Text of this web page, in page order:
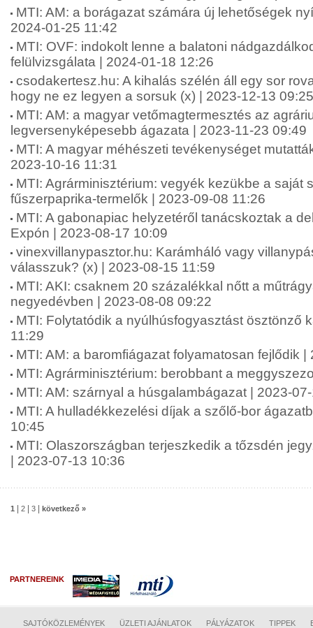
MTI: AM: a borágazat számára új lehetőségek
2024-01-25 11:42
MTI: OVF: indokolt lenne a balatoni
felülvizsgálata | 2024-01-18 12:26
csodakertesz.hu: A kihalás szélén áll egy sor
hogy ne ez legyen a sorsuk (x) | 2023-12-13 09:25
MTI: AM: a magyar vetőmagtermesztés az
legversenyképesebb ágazata | 2023-11-23 09:49
MTI: A magyar méhészeti tevékenységet
2023-10-16 11:31
MTI: Agrárminisztérium: vegyék kezükbe a saját
fűszerpaprika-termelők | 2023-09-08 11:26
MTI: A gabonapiac helyzetéről tanácskoztak a
Expón | 2023-08-17 10:09
vinexvillanypasztor.hu: Karámháló vagy
válasszuk? (x) | 2023-08-15 11:59
MTI: AKI: csaknem 20 százalékkal nőtt a
negyedévben | 2023-08-08 09:22
MTI: Folytatódik a nyúlhúsfogyasztást ösztönző
11:29
MTI: AM: a baromfiágazat folyamatosan fejlődik |
MTI: Agrárminisztérium: berobbant a
MTI: AM: szárnyal a húsgalambágazat | 2023-
MTI: A hulladékkezelési díjak a szőlő-bor
10:45
MTI: Olaszországban terjeszkedik a tőzsdén
| 2023-07-13 10:36
1 2 3 következő »
PARTNEREINK
SAJTÓKÖZLEMÉNYEK ÜZLETI AJÁNLATOK PÁLYÁZATOK TIPPEK